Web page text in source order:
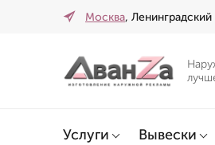
Москва,
Услуги Вывески